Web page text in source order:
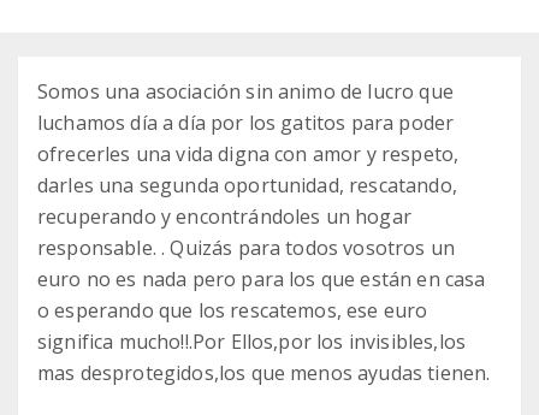
Somos una asociación sin animo de lucro que
luchamos día a día por los gatitos para poder
ofrecerles una vida digna con amor y respeto,
darles una segunda oportunidad, rescatando,
recuperando y encontrándoles un hogar
responsable. . Quizás para todos vosotros un
euro no es nada pero para los que están en casa
o esperando que los rescatemos, ese euro
significa mucho!!.Por Ellos,por los invisibles,los
mas desprotegidos,los que menos ayudas tienen.